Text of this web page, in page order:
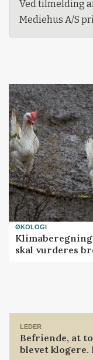
Ved tilmelding
Mediehus A/S
ØKOLOGI
skal vurderes
LEDER
Befriende, at
blevet klogere.